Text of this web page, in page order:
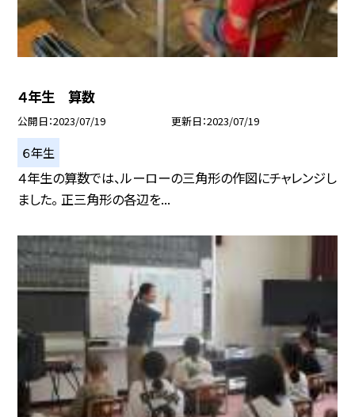
４年生 算数
公開日 2023/07/19 更新日 2023/07/19
６年生
４年生の算数では、ルーローの三角形の作図にチャレンジし
ました。 正三角形の各辺を...